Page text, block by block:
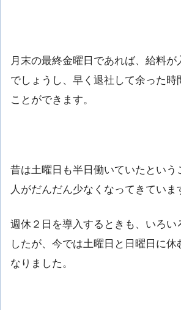
月末の最終金曜日であれば、給料が
でしょうし、早く退社して余った時
ことができます。
昔は土曜日も半日働いていたという
人がだんだん少なくなってきていま
週休２日を導入するときも、いろい
したが、今では土曜日と日曜日に休
なりました。